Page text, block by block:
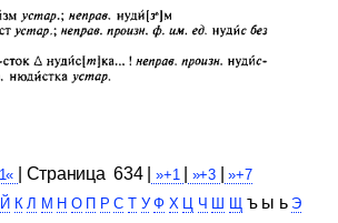
| Cтраница 634 | »+1 | »+3 | »+7
Й К Л М Н О П Р С Т У Ф Х Ц Ч Ш Щ ъ ы ь Э